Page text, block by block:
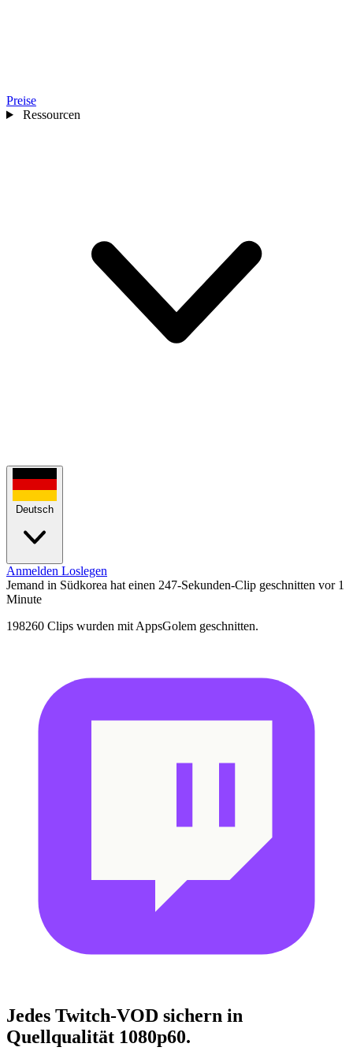
Preise
Ressourcen
Deutsch
Anmelden Loslegen
Jemand in Südkorea hat einen 247-Sekunden-Clip geschnitten vor 1
Minute
198260 Clips wurden mit AppsGolem geschnitten.
Jedes Twitch-VOD sichern in
Quellqualität 1080p60.